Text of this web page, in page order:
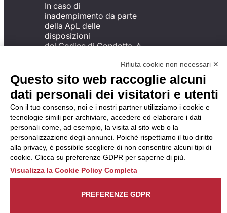
In caso di
inadempimento da parte
della ApL delle
disposizioni
del Codice di Condotta, è
all’Organismo di
Monitoraggio utilizzando
una delle modalità
descritte al seguente
indirizzo web
https://odm-
agenzielavoro.it/reclami/
Rifiuta cookie non necessari ✕
Questo sito web raccoglie alcuni
dati personali dei visitatori e utenti
Con il tuo consenso, noi e i nostri partner utilizziamo i cookie e
tecnologie simili per archiviare, accedere ed elaborare i dati
personali come, ad esempio, la visita al sito web o la
personalizzazione degli annunci. Poiché rispettiamo il tuo diritto
alla privacy, è possibile scegliere di non consentire alcuni tipi di
cookie. Clicca su preferenze GDPR per saperne di più.
Visualizza la Cookie Policy Completa
PREFERENZE GDPR